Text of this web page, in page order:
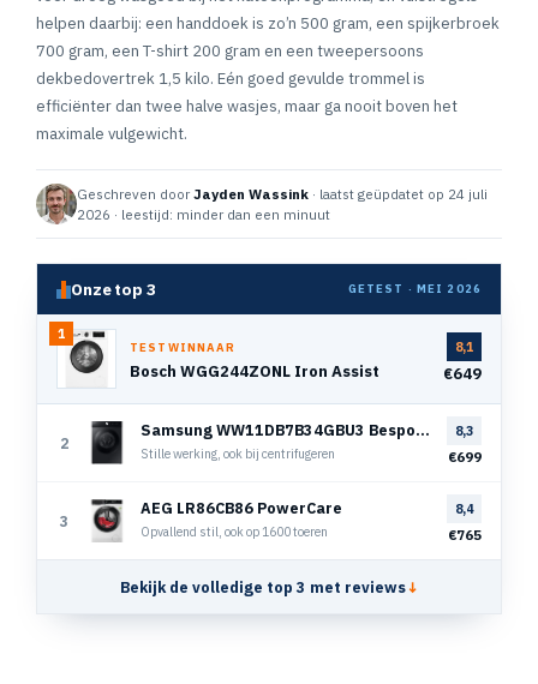
helpen daarbij: een handdoek is zo’n 500 gram, een spijkerbroek
700 gram, een T-shirt 200 gram en een tweepersoons
dekbedovertrek 1,5 kilo. Eén goed gevulde trommel is
efficiënter dan twee halve wasjes, maar ga nooit boven het
maximale vulgewicht.
Geschreven door Jayden Wassink · laatst geüpdatet op 24 juli
2026 · leestijd: minder dan een minuut
Onze top 3 GETEST · MEI 2026
1
TESTWINNAAR
Bosch WGG244ZONL Iron Assist
8,1
€649
2
Samsung WW11DB7B34GBU3 Bespoke Super Speed
Stille werking, ook bij centrifugeren
8,3
€699
3
AEG LR86CB86 PowerCare
Opvallend stil, ook op 1600 toeren
8,4
€765
Bekijk de volledige top 3 met reviews↓